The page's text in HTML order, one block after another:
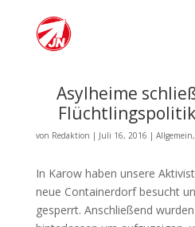
Asylheime
von Redaktion | Juli 16, 2016 | Allgemein,
In Karow haben unsere
neue Containerdorf besucht
gesperrt. Anschließend